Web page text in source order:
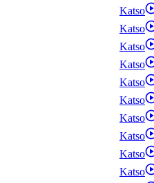
Katso
Katso
Katso
Katso
Katso
Katso
Katso
Katso
Katso
Katso